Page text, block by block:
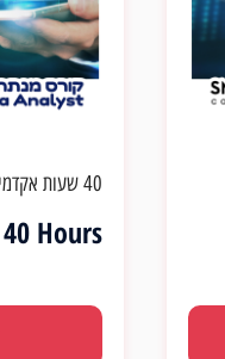
40 שעות אקדמיות
Hours